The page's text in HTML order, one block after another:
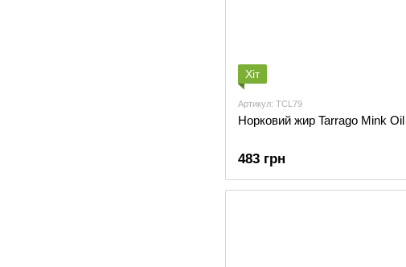
Хіт
Артикул: TCL79
Норковий жир Tarrago Mink Oil
483 грн